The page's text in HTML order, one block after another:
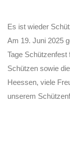
Es ist wieder
Am 19. Juni 2025
Tage Schützenfest
Schützen sowie
Heessen, viele
unserem